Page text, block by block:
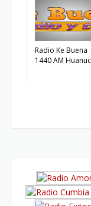
Radio Ke Buena
1440 AM